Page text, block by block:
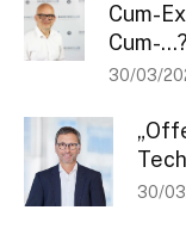
Einmal pro Woche
Artikel auf
Anmeldung reicht Ihre
[sibwp_form id=1]
Cum-
Cum-…?
30/03/
30/